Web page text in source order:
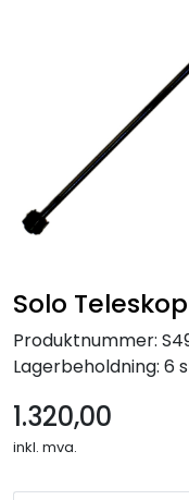
Solo
Produktnummer:
Lagerbeholdning: 6
1.320,00
inkl. mva.
Slåmaskin
Motorsag
Ryggsprøyte
Elektriske Maskiner